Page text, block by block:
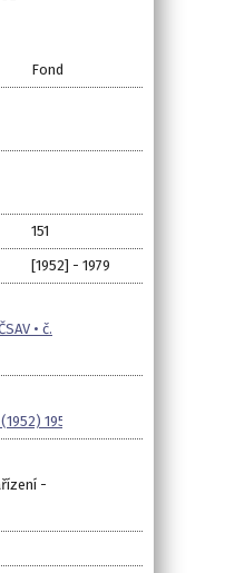
Fond
151
[1952] - 1979
• č.
1958-1979
-